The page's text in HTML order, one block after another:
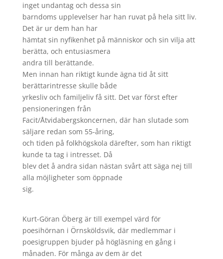
inget undantag och dessa sin
barndoms upplevelser har han ruvat på hela sitt liv.
Det är ur dem han har
hämtat sin nyfikenhet på människor och sin vilja att
berätta, och entusiasmera
andra till berättande.
Men innan han riktigt kunde ägna tid åt sitt
berättarintresse skulle både
yrkesliv och familjeliv få sitt. Det var först efter
pensioneringen från
Facit/Åtvidabergskoncernen, där han slutade som
säljare redan som 55-åring,
och tiden på folkhögskola därefter, som han riktigt
kunde ta tag i intresset. Då
blev det å andra sidan nästan svårt att säga nej till
alla möjligheter som öppnade
sig.
Kurt-Göran Öberg är till exempel värd för
poesihörnan i Örnsköldsvik, där medlemmar i
poesigruppen bjuder på högläsning en gång i
månaden. För många av dem är det